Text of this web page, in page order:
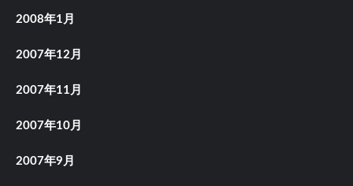
2008年1月
2007年12月
2007年11月
2007年10月
2007年9月